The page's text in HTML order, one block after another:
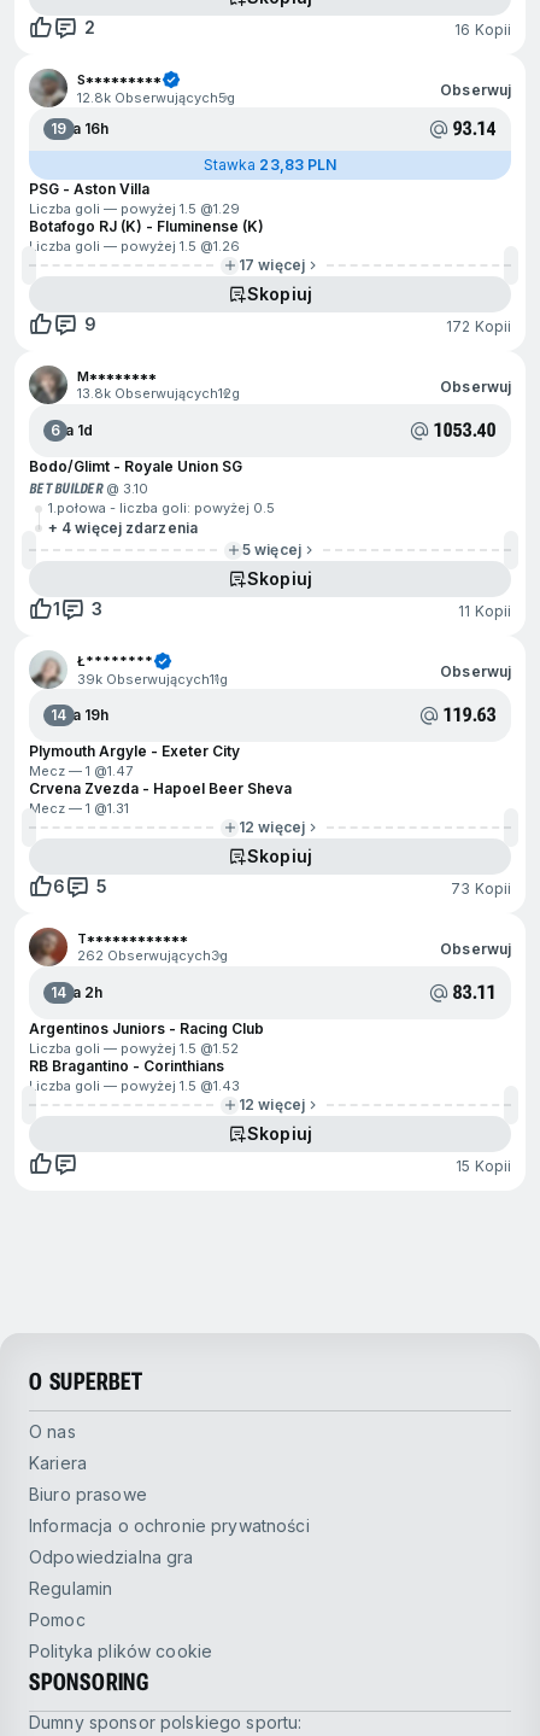
2
16 Kopii
S*********
12.8k Obserwujących5g Obserwuj
19Za 16h 93.14
Stawka 23,83 PLN
PSG - Aston Villa
Liczba goli — powyżej 1.5 @1.29
Botafogo RJ (K) - Fluminense (K)
Liczba goli — powyżej 1.5 @1.26
17 więcej
Skopiuj
9
172 Kopii
M********
13.8k Obserwujących12g Obserwuj
6Za 1d 1053.40
Bodo/Glimt - Royale Union SG
BET BUILDER@ 3.10
1.połowa - liczba goli: powyżej 0.5
+ 4 więcej zdarzenia
5 więcej
Skopiuj
1
3 11 Kopii
Ł********
39k Obserwujących11g Obserwuj
14Za 19h 119.63
Plymouth Argyle - Exeter City
Mecz — 1 @1.47
Crvena Zvezda - Hapoel Beer Sheva
Mecz — 1 @1.31
12 więcej
Skopiuj
6
5 73 Kopii
T************
262 Obserwujących3g Obserwuj
14Za 2h 83.11
Argentinos Juniors - Racing Club
Liczba goli — powyżej 1.5 @1.52
RB Bragantino - Corinthians
Liczba goli — powyżej 1.5 @1.43
12 więcej
Skopiuj
15 Kopii
O SUPERBET
O nas
Kariera
Biuro prasowe
Informacja o ochronie prywatności
Odpowiedzialna gra
Regulamin
Pomoc
Polityka plików cookie
SPONSORING
Dumny sponsor polskiego sportu: